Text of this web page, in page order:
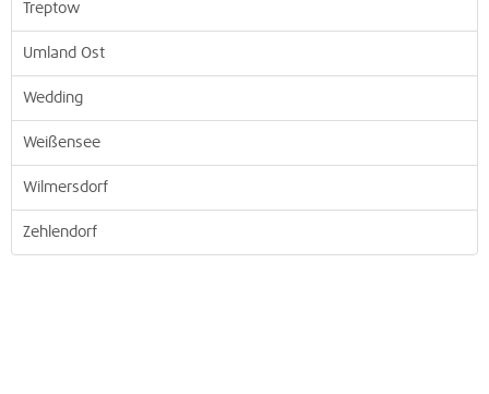
Treptow
Umland Ost
Wedding
Weißensee
Wilmersdorf
Zehlendorf